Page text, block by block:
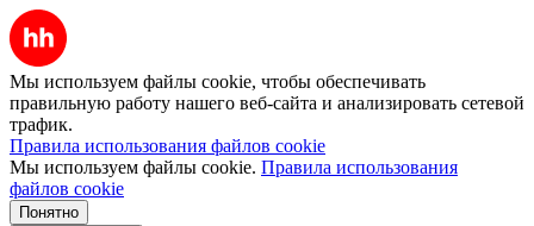
Мы используем файлы cookie, чтобы обеспечивать
правильную работу нашего веб-сайта и анализировать сетевой
трафик.
Правила использования файлов cookie
Мы используем файлы cookie. Правила использования
файлов cookie
Понятно